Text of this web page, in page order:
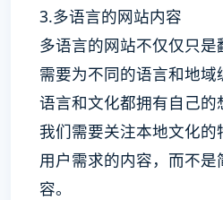
3.多语言的网站内容
多语言的网站不仅仅只
需要为不同的语言和地
语言和文化都拥有自己的
我们需要关注本地文化
用户需求的内容，而不是
容。